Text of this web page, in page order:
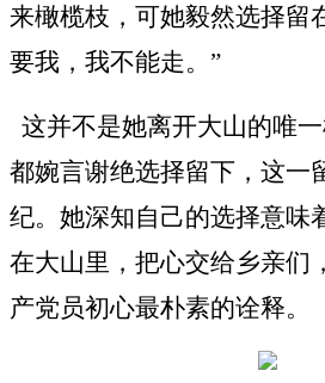
来橄榄枝，可她毅然选择留
要我，我不能走。”
这并不是她离开大山的唯
都婉言谢绝选择留下，这一
纪。她深知自己的选择意味
在大山里，把心交给乡亲们
产党员初心最朴素的诠释。